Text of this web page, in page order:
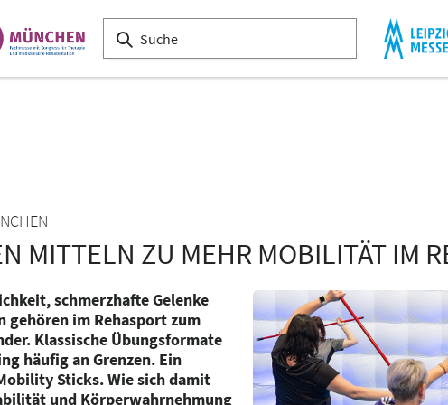
MITTELN ZU MEHR MOBILITÄT IM
schmerzhafte Gelenke
gehören im Rehasport zum
Klassische Übungsformate
häufig an Grenzen. Ein
Sticks. Wie sich damit
und Körperwahrnehmung